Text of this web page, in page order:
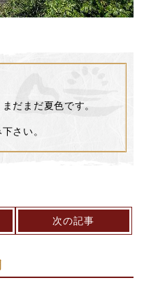
だまだ夏色です。
さい。
次の記事